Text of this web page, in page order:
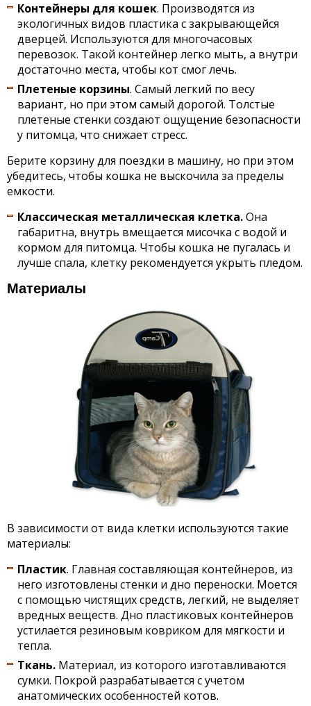
Контейнеры для кошек. Производятся из
экологичных видов пластика с закрывающейся
дверцей. Используются для многочасовых
перевозок. Такой контейнер легко мыть, а внутри
достаточно места, чтобы кот смог лечь.
Плетеные корзины. Самый легкий по весу
вариант, но при этом самый дорогой. Толстые
плетеные стенки создают ощущение безопасности
у питомца, что снижает стресс.
Берите корзину для поездки в машину, но при этом
убедитесь, чтобы кошка не выскочила за пределы
емкости.
Классическая металлическая клетка.Она
габаритна, внутрь вмещается мисочка с водой и
кормом для питомца. Чтобы кошка не пугалась и
лучше спала, клетку рекомендуется укрыть пледом.
Материалы
В зависимости от вида клетки используются такие
материалы:
Пластик. Главная составляющая контейнеров, из
него изготовлены стенки и дно переноски. Моется
с помощью чистящих средств, легкий, не выделяет
вредных веществ. Дно пластиковых контейнеров
устилается резиновым ковриком для мягкости и
тепла.
Ткань. Материал, из которого изготавливаются
сумки. Покрой разрабатывается с учетом
анатомических особенностей котов.